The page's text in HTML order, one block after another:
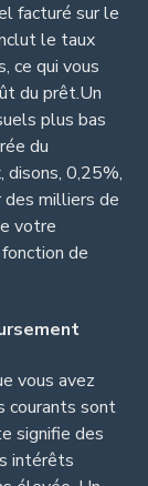
facturé sur le
le taux
ce qui vous
du prêt.Un
plus bas
du
disons, 0,25%,
des milliers de
votre
de
vous avez
courants sont
signifie des
intérêts